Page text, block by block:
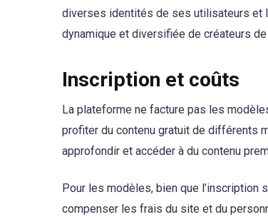
diverses identités de ses utilisateurs et
dynamique et diversifiée de créateurs
Inscription et coûts
La plateforme ne facture pas les
profiter du contenu gratuit de différents
approfondir et accéder à du contenu
Pour les modèles, bien que
compenser les frais du site et du